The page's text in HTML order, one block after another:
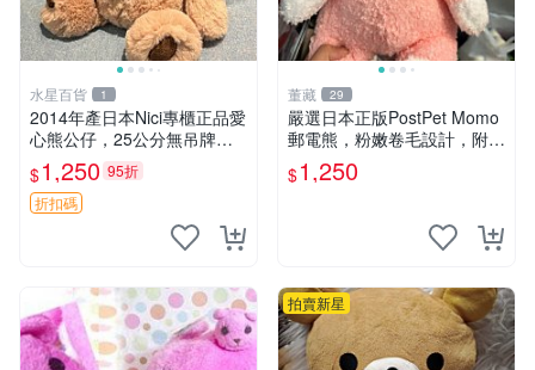
水星百貨 1
2014年產日本Nici專櫃正品愛
心熊公仔，25公分無吊牌全
新 愛心熊 公仔 熊抱玩偶
$1,250 95折
折扣碼
董藏 29
嚴選日本正版PostPet Momo
郵電熊，粉嫩卷毛設計，附原
裝包裝與吊牌，超Recomme
nded收藏品 1095 玩偶 包裝
$1,250
拍賣新星